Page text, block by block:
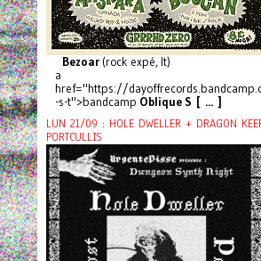
Bezoar(rock expé, It)
a
href="https://
-s-t">bandcamp Oblique S [ ... ]
LUN 21/09 : HOLE DWELLER + DRAGON
PORTCULLIS